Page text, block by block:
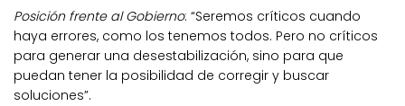
Posición frente al Gobierno: “Seremos críticos cuando
haya errores, como los tenemos todos. Pero no críticos
para generar una desestabilización, sino para que
puedan tener la posibilidad de corregir y buscar
soluciones”.